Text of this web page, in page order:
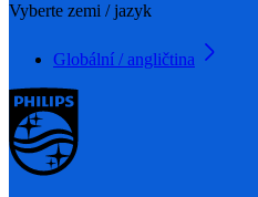
Vyberte zemi / jazyk
Globální / angličtina